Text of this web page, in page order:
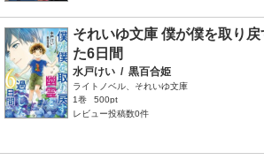
それいゆ文庫 僕が僕を取り
た6日間
水戸けい / 黒百合姫
ライトノベル、それいゆ文庫
1巻
500pt
レビュー投稿数0件